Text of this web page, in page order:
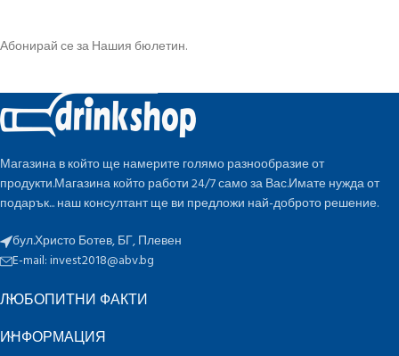
Абонирай се за Нашия бюлетин.
Магазина в който ще намерите голямо разнообразие от
продукти.Магазина който работи 24/7 само за Вас.Имате нужда от
подарък... наш консултант ще ви предложи най-доброто решение.
бул.Христо Ботев, БГ, Плевен
E-mail:invest2018@abv.bg
ЛЮБОПИТНИ ФАКТИ
ИНФОРМАЦИЯ